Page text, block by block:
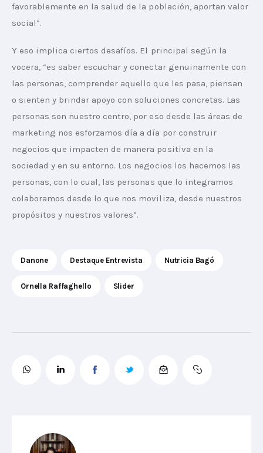
favorablemente en la salud de la población, aportan valor
social”.
Y eso implica ciertos desafíos. El principal según la
vocera, “es saber escuchar y conectar genuinamente con
las personas, comprender aquello que les pasa, piensan
o sienten y brindar apoyo con soluciones concretas. Las
personas son nuestro centro, por eso desde las áreas de
marketing nos esforzamos día a día por construir
negocios que impacten de manera positiva en la
sociedad y en su entorno. Los negocios los hacemos las
personas, con lo cual, las personas que lo integramos
colaboramos desde lo que nos moviliza, desde nuestros
propósitos y nuestros valores”.
Danone Destaque Entrevista Nutricia Bagó
Ornella Raffaghello Slider